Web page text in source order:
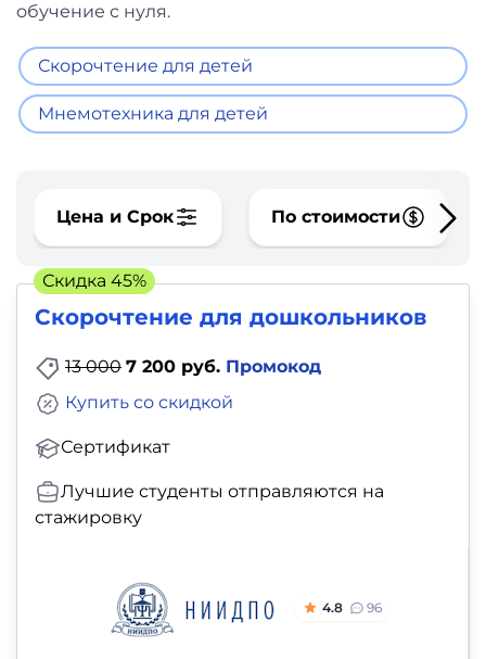
обучение с нуля.
Скорочтение для детей
Мнемотехника для детей
Цена и Срок По стоимости
Скорочтение для дошкольников
13 000 7 200 руб. Промокод
Сертификат
Купить со скидкой
Лучшие студенты отправляются на
стажировку
4.8 96
Скидка 45%
фото,
аудио
Маркетинг
Для
детей
здоровье,
фитнес
и
Прочее